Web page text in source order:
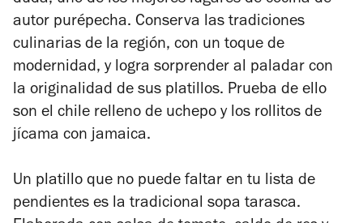
autor purépecha. Conserva las tradiciones
culinarias de la región, con un toque de
modernidad, y logra sorprender al paladar con
la originalidad de sus platillos. Prueba de ello
son el chile relleno de uchepo y los rollitos de
jícama con jamaica.
Un platillo que no puede faltar en tu lista de
pendientes es la tradicional sopa tarasca.